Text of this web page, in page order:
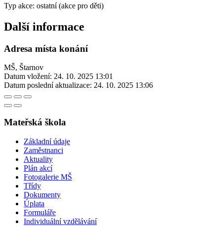
Typ akce: ostatní (akce pro děti)
Další informace
Adresa místa konání
MŠ, Štarnov
Datum vložení: 24. 10. 2025 13:01
Datum poslední aktualizace: 24. 10. 2025 13:06
Mateřská škola
Základní údaje
Zaměstnanci
Aktuality
Plán akcí
Fotogalerie MŠ
Třídy
Dokumenty
Úplata
Formuláře
Individuální vzdělávání